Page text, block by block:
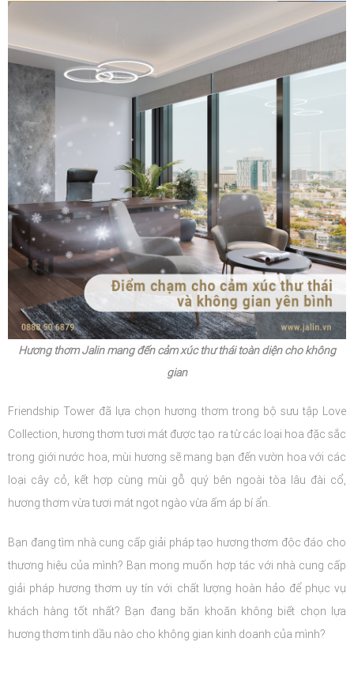
Hương thơm Jalin mang đến cảm xúc thư thái toàn diện cho không
gian
Friendship Tower đã lựa chọn hương thơm trong bộ sưu tập Love
Collection, hương thơm tươi mát được tạo ra từ các loại hoa đặc sắc
trong giới nước hoa, mùi hương sẽ mang bạn đến vườn hoa với các
loại cây cỏ, kết hợp cùng mùi gỗ quý bên ngoài tòa lâu đài cổ,
hương thơm vừa tươi mát ngọt ngào vừa ấm áp bí ẩn.
Bạn đang tìm nhà cung cấp giải pháp tạo hương thơm độc đáo cho
thương hiệu của mình? Bạn mong muốn hợp tác với nhà cung cấp
giải pháp hương thơm uy tín với chất lượng hoàn hảo để phục vụ
khách hàng tốt nhất? Bạn đang băn khoăn không biết chọn lựa
hương thơm tinh dầu nào cho không gian kinh doanh của mình?